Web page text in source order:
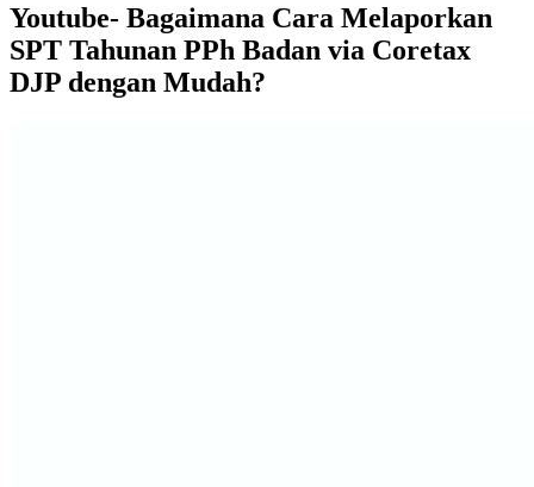
Youtube- Bagaimana Cara Melaporkan
SPT Tahunan PPh Badan via Coretax
DJP dengan Mudah?